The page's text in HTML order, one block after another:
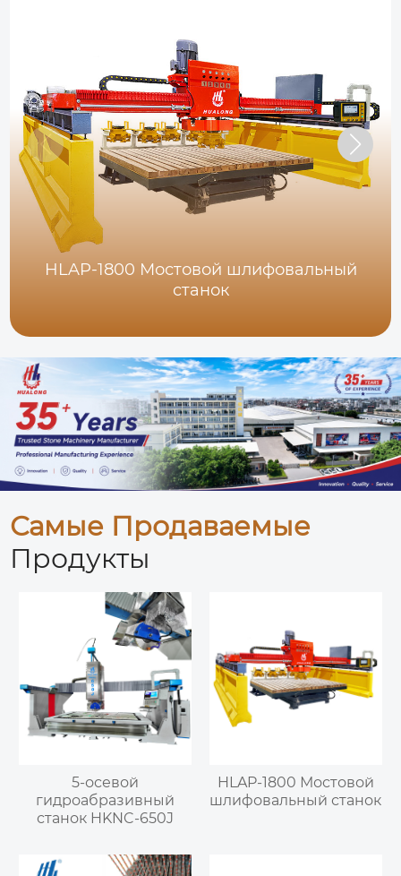
HLAP-1800 Мостовой шлифовальный
станок
Самые Продаваемые
Продукты
5-осевой
гидроабразивный
станок HKNC-650J
HLAP-1800 Мостовой
шлифовальный станок